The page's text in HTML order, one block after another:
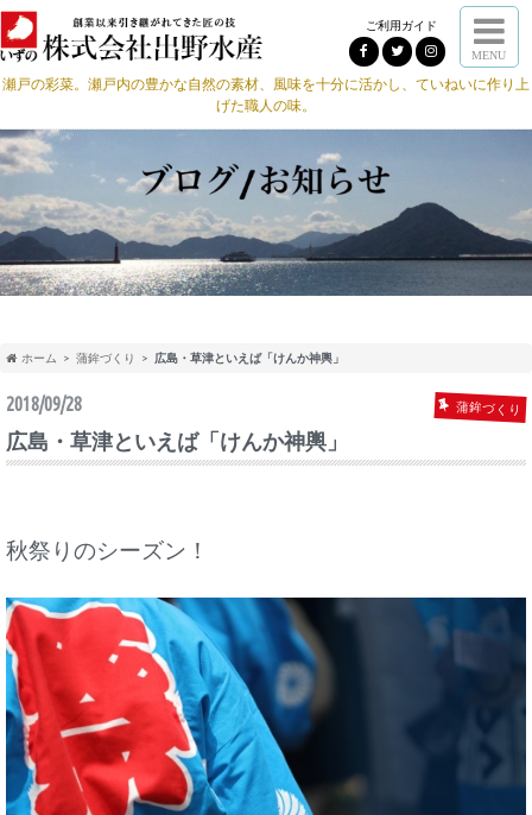
ご利用ガイド
MENU
瀬戸の彩菜。瀬戸内の豊かな自然の素材、風味を十分に活かし、ていねいに作り上
げた職人の味。
ホーム 蒲鉾づくり 広島・草津といえば「けんか神輿」
2018/09/28 蒲鉾づくり
広島・草津といえば「けんか神輿」
秋祭りのシーズン！